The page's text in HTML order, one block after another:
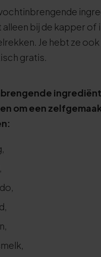
alleen bij de kapper of
Je hebt ze ook
gratis.
om een